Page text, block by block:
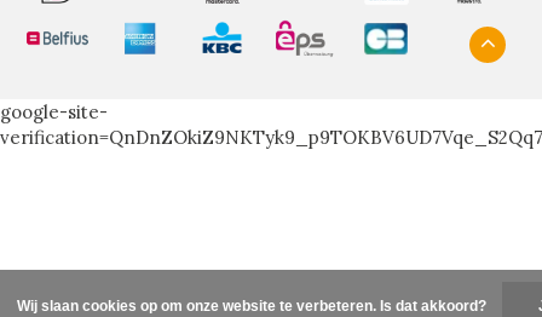
google-site-
Wij slaan cookies op om onze website te verbeteren. Is dat akkoord?